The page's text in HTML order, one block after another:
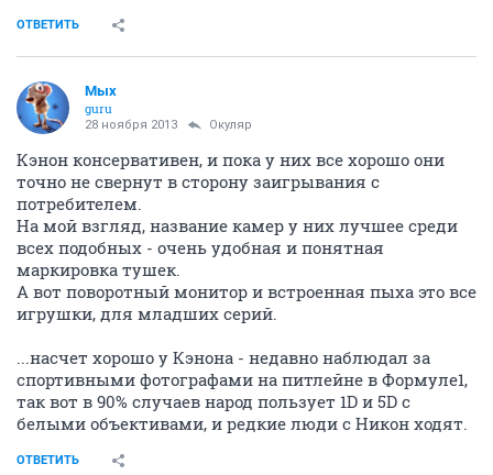
ОТВЕТИТЬ
Мых
guru
28 ноября 2013 Окуляр
Кэнон консервативен, и пока у них все хорошо они
точно не свернут в сторону заигрывания с
потребителем.
На мой взгляд, название камер у них лучшее среди
всех подобных - очень удобная и понятная
маркировка тушек.
А вот поворотный монитор и встроенная пыха это все
игрушки, для младших серий.
...насчет хорошо у Кэнона - недавно наблюдал за
спортивными фотографами на питлейне в Формуле1,
так вот в 90% случаев народ пользует 1D и 5D с
белыми объективами, и редкие люди с Никон ходят.
ОТВЕТИТЬ